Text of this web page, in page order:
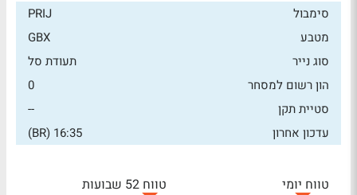
סימבול
PRIJ
מטבע
GBX
סוג נייר
תעודת סל
הון רשום למסחר
0
סטיית תקן
--
עדכון אחרון
16:35 (BR)
טווח יומי
טווח 52 שבועות